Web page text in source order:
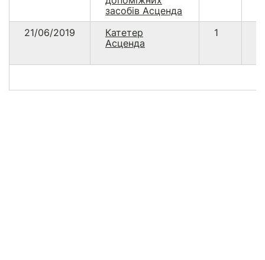
засобів Асценда
21/06/2019
Катетер
Асценда
1